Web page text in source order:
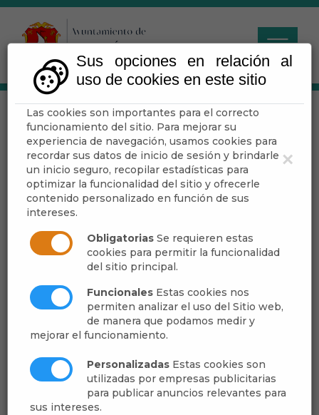
×
Sus opciones en relación al
uso de cookies en este sitio
Las cookies son importantes para el correcto
funcionamiento del sitio. Para mejorar su
experiencia de navegación, usamos cookies para
recordar sus datos de inicio de sesión y brindarle
un inicio seguro, recopilar estadísticas para
optimizar la funcionalidad del sitio y ofrecerle
contenido personalizado en función de sus
intereses.
Obligatorias Se requieren estas
cookies para permitir la funcionalidad
del sitio principal.
Funcionales Estas cookies nos
permiten analizar el uso del Sitio web,
de manera que podamos medir y
mejorar el funcionamiento.
Personalizadas Estas cookies son
utilizadas por empresas publicitarias
para publicar anuncios relevantes para
sus intereses.
TALLER DE
MARIONETAS
Escuchar
Jun
TALLER DE MARIONETAS